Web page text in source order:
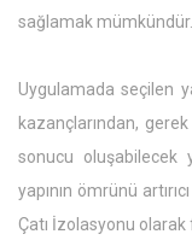
sağlamak mümkündür.
Uygulamada seçilen
kazançlarından,
sonucu oluşabilecek
yapının ömrünü
Çatı İzolasyonu